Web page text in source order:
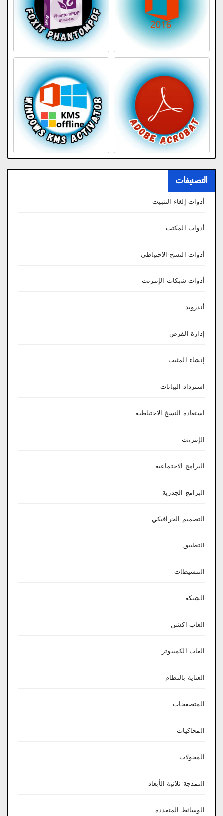
التصنيفات
أدوات إلغاء التثبيت
أدوات المكتب
أدوات النسخ الاحتياطي
أدوات شبكات الإنترنت
أندرويد
إدارة القرص
إنشاء المثبت
استرداد البيانات
استعادة النسخ الاحتياطية
الإنترنت
البرامج الاجتماعية
البرامج الجذرية
التصميم الجرافيكي
التطبيق
التنشيطات
الشبكة
العاب اكشن
العاب الكمبيوتر
العناية بالنظام
المتصفحات
المحاكيات
المحولات
النمذجة ثلاثية الأبعاد
الوسائط المتعددة